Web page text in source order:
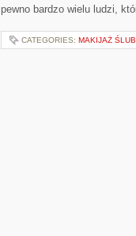
pewno bardzo wielu ludzi,
CATEGORIES: MAKIJAŻ